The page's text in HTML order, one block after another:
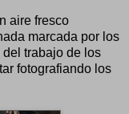
aire fresco
marcada por los
trabajo de los
fotografiando los